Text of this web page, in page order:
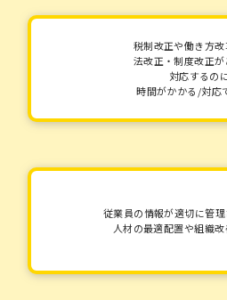
税制改正や働き方
法改正・制度改正が
対応するの
時間がかかる/対応
従業員の情報が適切に管理
人材の最適配置や組織